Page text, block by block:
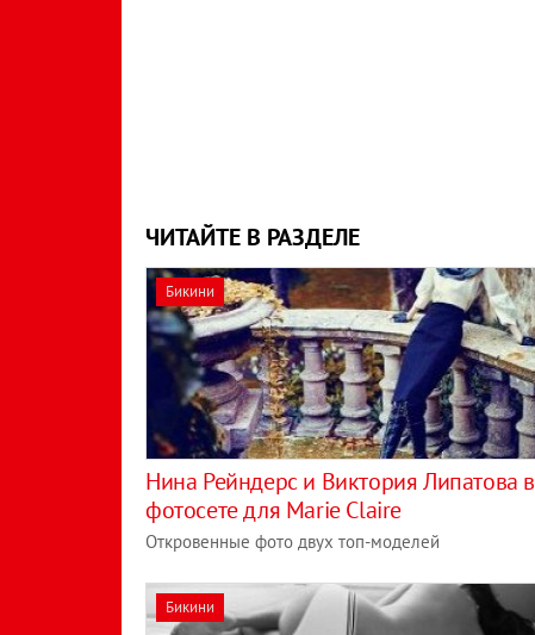
ЧИТАЙТЕ В РАЗДЕЛЕ
Бикини
Нина Рейндерс и Виктория Липатова в
фотосете для Marie Claire
Откровенные фото двух топ-моделей
Бикини